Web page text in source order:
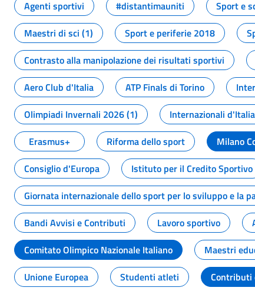
Agenti sportivi
#distantimauniti Sport e
Maestri di sci (1)
Sport e periferie 2018
Contrasto alla manipolazione dei risultati sportivi
Aero Club d'Italia
ATP Finals di Torino
Olimpiadi Invernali 2026 (1)
Internazionali
Erasmus+
Riforma dello sport Milano
Consiglio d'Europa
Istituto per il Credito Sportivo
Giornata internazionale dello sport per lo sviluppo e la
Bandi Avvisi e Contributi
Lavoro sportivo
Comitato Olimpico Nazionale Italiano
Maestri
Unione Europea
Studenti atleti Contributi